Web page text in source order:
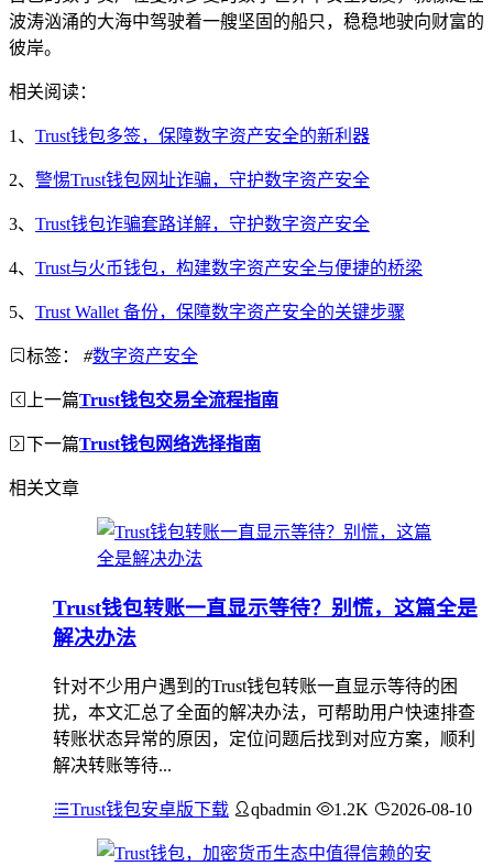
波涛汹涌的大海中驾驶着一艘坚固的船只，稳稳地驶向财富的
彼岸。
相关阅读：
1、 Trust钱包多签，保障数字资产安全的新利器
2、 警惕Trust钱包网址诈骗，守护数字资产安全
3、 Trust钱包诈骗套路详解，守护数字资产安全
4、 Trust与火币钱包，构建数字资产安全与便捷的桥梁
5、 Trust Wallet 备份，保障数字资产安全的关键步骤
标签： #数字资产安全
上一篇Trust钱包交易全流程指南
下一篇Trust钱包网络选择指南
相关文章
Trust钱包转账一直显示等待？别慌，这篇全是
解决办法
针对不少用户遇到的Trust钱包转账一直显示等待的困
扰，本文汇总了全面的解决办法，可帮助用户快速排查
转账状态异常的原因，定位问题后找到对应方案，顺利
解决转账等待...
Trust钱包安卓版下载 qbadmin 1.2K 2026-08-10